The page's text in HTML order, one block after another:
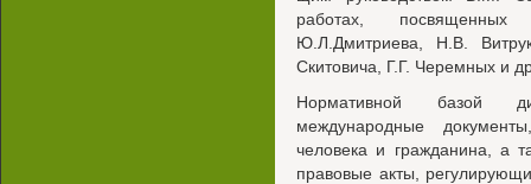
работах, посвященных
Ю.Л.Дмитриева, Н.В.
Скитовича, Г.Г. Черемных и
Нормативной базой
международные
человека и гражданина, а
правовые акты,